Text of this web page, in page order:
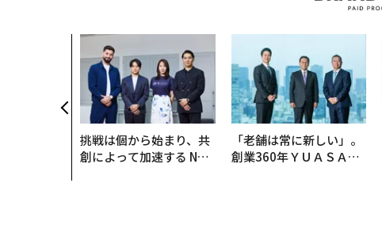
挑戦は個から始まり、共
創によって加速する NOR
「老舗は常に新しい」。
創業360年ＹＵＡＳＡと